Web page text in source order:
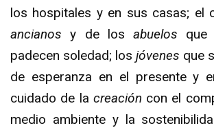
los hospitales y en sus casas; el
ancianos y de losabuelos que
padecen soledad; los jóvenes que
de esperanza en el presente y
cuidado de la creación con el
medio ambiente y la